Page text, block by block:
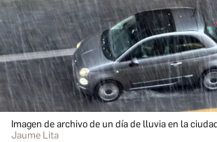
Imagen de archivo de un día de lluvia en la
Jaume Lita